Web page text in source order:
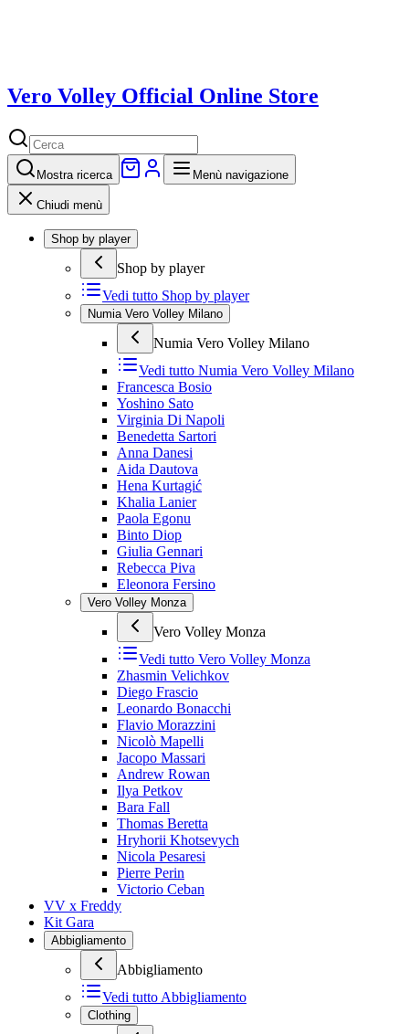
Vero Volley Official Online Store
Mostra ricerca Menù navigazione
Chiudi menù
Shop by player
Shop by player
Vedi tutto Shop by player
Numia Vero Volley Milano
Numia Vero Volley Milano
Vedi tutto Numia Vero Volley Milano
Francesca Bosio
Yoshino Sato
Virginia Di Napoli
Benedetta Sartori
Anna Danesi
Aida Dautova
Hena Kurtagić
Khalia Lanier
Paola Egonu
Binto Diop
Giulia Gennari
Rebecca Piva
Eleonora Fersino
Vero Volley Monza
Vero Volley Monza
Vedi tutto Vero Volley Monza
Zhasmin Velichkov
Diego Frascio
Leonardo Bonacchi
Flavio Morazzini
Nicolò Mapelli
Jacopo Massari
Andrew Rowan
Ilya Petkov
Bara Fall
Thomas Beretta
Hryhorii Khotsevych
Nicola Pesaresi
Pierre Perin
Victorio Ceban
VV x Freddy
Kit Gara
Abbigliamento
Abbigliamento
Vedi tutto Abbigliamento
Clothing